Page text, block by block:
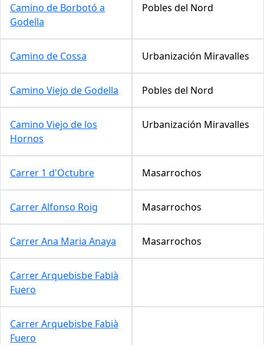
Camino de Borbotó a
Godella
Pobles del Nord
Camino de Cossa Urbanización Miravalles
Camino Viejo de Godella Pobles del Nord
Camino Viejo de los
Hornos
Urbanización Miravalles
Carrer 1 d'Octubre Masarrochos
Carrer Alfonso Roig Masarrochos
Carrer Ana Maria Anaya Masarrochos
Carrer Arquebisbe Fabià
Fuero
Carrer Arquebisbe Fabià
Fuero